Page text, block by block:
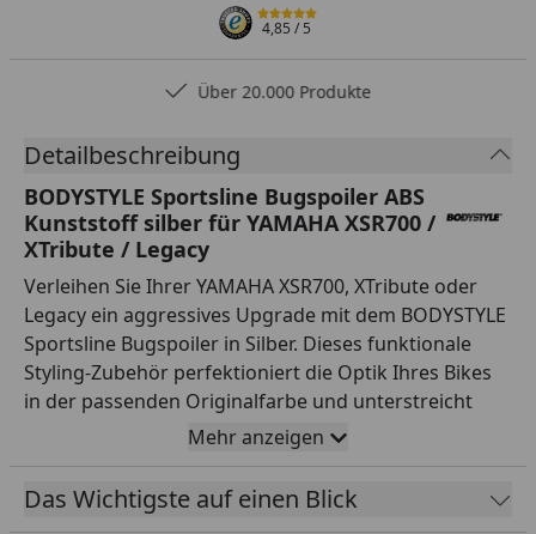
4,85/ 5
Über 20.000 Produkte
Detailbeschreibung
BODYSTYLE Sportsline Bugspoiler ABS
Kunststoff silber für YAMAHA XSR700 /
XTribute / Legacy
Verleihen Sie Ihrer YAMAHA XSR700, XTribute oder
Legacy ein aggressives Upgrade mit dem BODYSTYLE
Sportsline Bugspoiler in Silber. Dieses funktionale
Styling-Zubehör perfektioniert die Optik Ihres Bikes
in der passenden Originalfarbe und unterstreicht
dessen sportliche DNA. Als Premium-Marke der
Fechter Drive Motorsport GmbH bietet BODYSTYLE
Produkte mit höchster Passgenauigkeit und
deutscher Präzision. Der Bugspoiler wird aus extrem
Mehr anzeigen
Das Wichtigste auf einen Blick